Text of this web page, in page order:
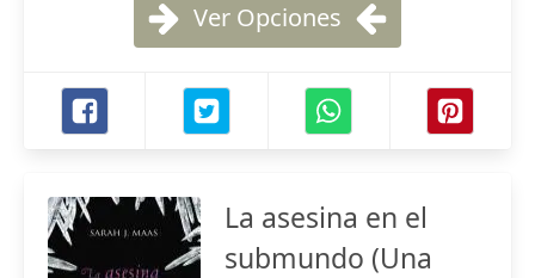
Ver Opciones
La asesina en el
submundo (Una